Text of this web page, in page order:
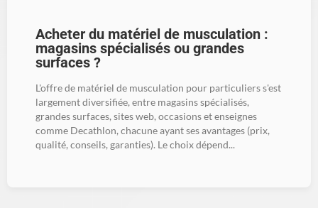
Acheter du matériel de musculation :
magasins spécialisés ou grandes
surfaces ?
L'offre de matériel de musculation pour particuliers s'est
largement diversifiée, entre magasins spécialisés,
grandes surfaces, sites web, occasions et enseignes
comme Decathlon, chacune ayant ses avantages (prix,
qualité, conseils, garanties). Le choix dépend...